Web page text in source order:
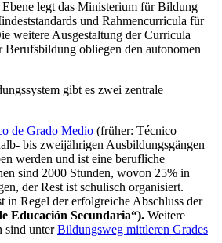
legt das Ministerium für Bildung
und Rahmencurricula für
weitere Ausgestaltung der Curricula
Berufsbildung obliegen den autonomen
gibt es zwei zentrale
de Grado Medio (früher: Técnico
bis zweijährigen Ausbildungsgängen
werden und ist eine berufliche
sind 2000 Stunden, wovon 25% in
der Rest ist schulisch organisiert.
in Regel der erfolgreiche Abschluss der
Educación Secundaria“). Weitere
sind unterBildungsweg mittleren Grades